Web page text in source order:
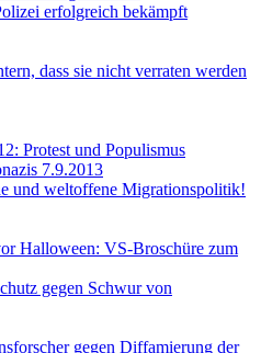
erfolgreich bekämpft
dass sie nicht verraten werden
Protest und Populismus
7.9.2013
und weltoffene Migrationspolitik!
Halloween: VS-Broschüre zum
gegen Schwur von
gegen Diffamierung der